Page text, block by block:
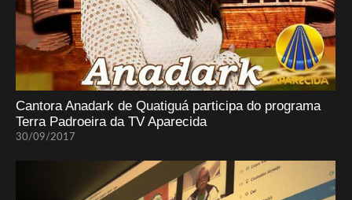
Cantora Anadark de Quatiguá participa do programa
Terra Padroeira da TV Aparecida
30/09/2017